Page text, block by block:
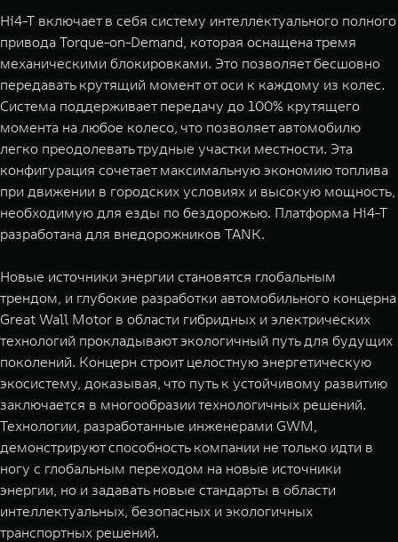
Hi4-T включает в себя систему интеллектуального полного
привода Torque-on-Demand, которая оснащена тремя
механическими блокировками. Это позволяет бесшовно
передавать крутящий момент от оси к каждому из колес.
Система поддерживает передачу до 100% крутящего
момента на любое колесо, что позволяет автомобилю
легко преодолевать трудные участки местности. Эта
конфигурация сочетает максимальную экономию топлива
при движении в городских условиях и высокую мощность,
необходимую для езды по бездорожью. Платформа Hi4-T
разработана для внедорожников TANK.
Новые источники энергии становятся глобальным
трендом, и глубокие разработки автомобильного концерна
Great Wall Motor в области гибридных и электрических
технологий прокладывают экологичный путь для будущих
поколений. Концерн строит целостную энергетическую
экосистему, доказывая, что путь к устойчивому развитию
заключается в многообразии технологичных решений.
Технологии, разработанные инженерами GWM,
демонстрируют способность компании не только идти в
ногу с глобальным переходом на новые источники
энергии, но и задавать новые стандарты в области
интеллектуальных, безопасных и экологичных
транспортных решений.